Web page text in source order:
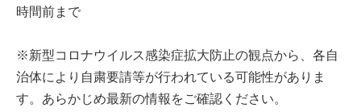
時間前まで
※新型コロナウイルス感染症拡大防止の観点から、各自
治体により自粛要請等が行われている可能性がありま
す。あらかじめ最新の情報をご確認ください。